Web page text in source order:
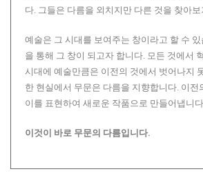
다. 그들은 다름을 외치지만 다른 것을 찾아
예술은 그 시대를 보여주는 창이라고 할 수
을 통해 그 창이 되고자 합니다. 모든 것에서
시대에 예술만큼은 이전의 것에서 벗어나지
한 현실에서 무문은 다름을 지향합니다. 이전
이를 표현하여 새로운 작품으로 만들어냅니
이것이 바로 무문의 다름입니다.